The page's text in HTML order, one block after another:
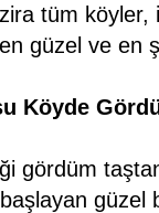
tüm
güzel ve en
Köyde
gördüm
güzel